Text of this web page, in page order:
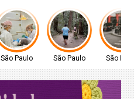
São Paulo São Paulo São